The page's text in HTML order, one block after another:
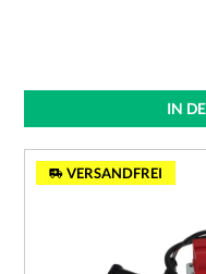
IN
VERSANDFREI